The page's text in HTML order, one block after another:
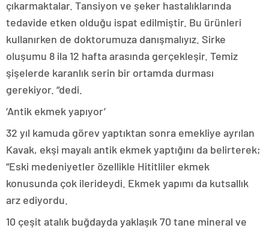
çıkarmaktalar. Tansiyon ve şeker hastalıklarında
tedavide etken olduğu ispat edilmiştir. Bu ürünleri
kullanırken de doktorumuza danışmalıyız. Sirke
oluşumu 8 ila 12 hafta arasında gerçekleşir. Temiz
şişelerde karanlık serin bir ortamda durması
gerekiyor. “dedi.
‘Antik ekmek yapıyor’
32 yıl kamuda görev yaptıktan sonra emekliye ayrılan
Kavak, ekşi mayalı antik ekmek yaptığını da belirterek;
“Eski medeniyetler özellikle Hititliler ekmek
konusunda çok ilerideydi. Ekmek yapımı da kutsallık
arz ediyordu.
10 çeşit atalık buğdayda yaklaşık 70 tane mineral ve